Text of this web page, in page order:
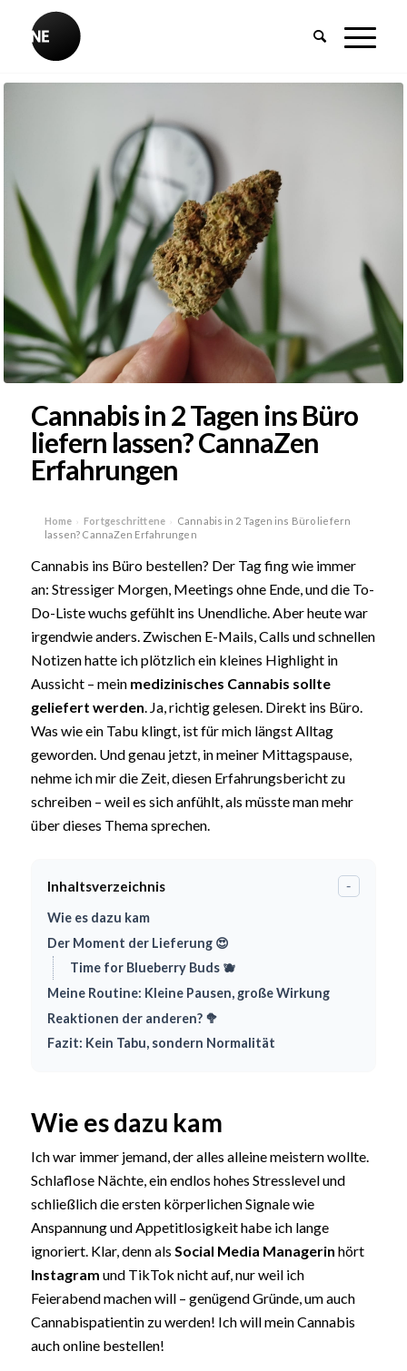
Cannabis in 2 Tagen ins Büro
liefern lassen? CannaZen
Erfahrungen
Home › Fortgeschrittene › Cannabis in 2 Tagen ins Büro liefern
lassen? CannaZen Erfahrungen
Cannabis ins Büro bestellen? Der Tag fing wie immer
an: Stressiger Morgen, Meetings ohne Ende, und die To-
Do-Liste wuchs gefühlt ins Unendliche. Aber heute war
irgendwie anders. Zwischen E-Mails, Calls und schnellen
Notizen hatte ich plötzlich ein kleines Highlight in
Aussicht – mein medizinisches Cannabis sollte
geliefert werden . Ja, richtig gelesen. Direkt ins Büro.
Was wie ein Tabu klingt, ist für mich längst Alltag
geworden. Und genau jetzt, in meiner Mittagspause,
nehme ich mir die Zeit, diesen Erfahrungsbericht zu
schreiben – weil es sich anfühlt, als müsste man mehr
über dieses Thema sprechen.
Inhaltsverzeichnis -
Wie es dazu kam
Der Moment der Lieferung 😍
Time for Blueberry Buds 🫐
Meine Routine: Kleine Pausen, große Wirkung
Reaktionen der anderen? 🥦
Fazit: Kein Tabu, sondern Normalität
Wie es dazu kam
Ich war immer jemand, der alles alleine meistern wollte.
Schlaflose Nächte, ein endlos hohes Stresslevel und
schließlich die ersten körperlichen Signale wie
Anspannung und Appetitlosigkeit habe ich lange
ignoriert. Klar, denn als Social Media Managerin hört
Instagram und TikTok nicht auf, nur weil ich
Feierabend machen will – genügend Gründe, um auch
Cannabispatientin zu werden! Ich will mein Cannabis
auch online bestellen!